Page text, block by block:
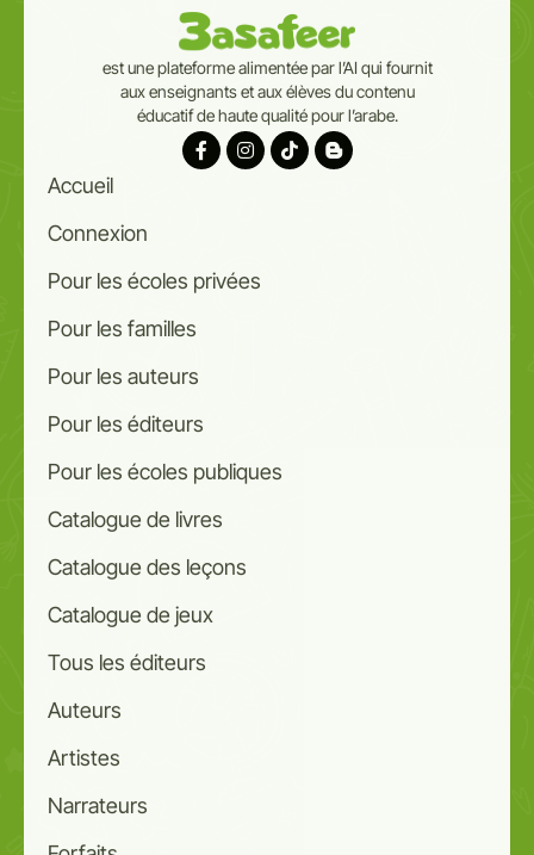
est une plateforme alimentée par l’AI qui fournit
aux enseignants et aux élèves du contenu
éducatif de haute qualité pour l’arabe.
Accueil
Connexion
Pour les écoles privées
Pour les familles
Pour les auteurs
Pour les éditeurs
Pour les écoles publiques
Catalogue de livres
Catalogue des leçons
Catalogue de jeux
Tous les éditeurs
Auteurs
Artistes
Narrateurs